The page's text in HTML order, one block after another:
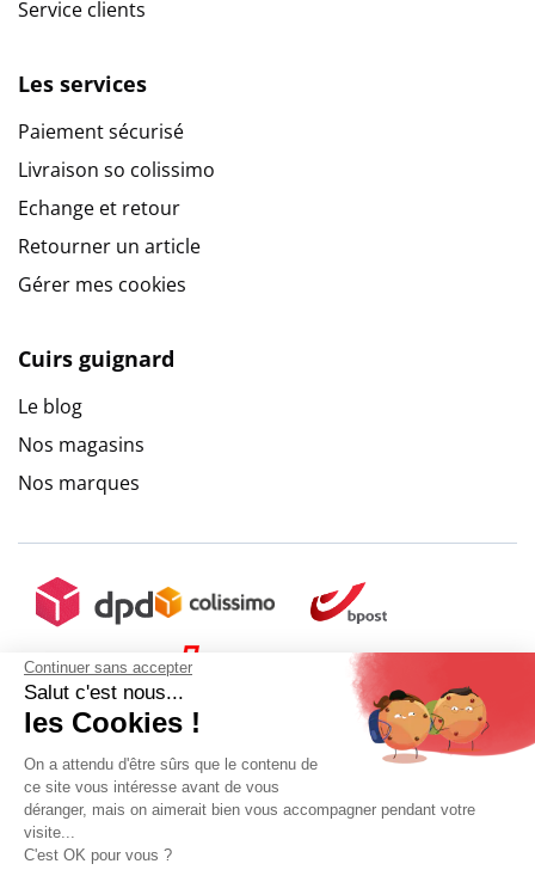
Continuer sans accepter
Salut c'est nous...
les Cookies !
On a attendu d'être sûrs que le contenu de
ce site vous intéresse avant de vous
déranger, mais on aimerait bien vous accompagner pendant votre
visite...
C'est OK pour vous ?
Service clients
Les services
Paiement sécurisé
Livraison so colissimo
Echange et retour
Retourner un article
Gérer mes cookies
Cuirs guignard
Le blog
Nos magasins
Nos marques